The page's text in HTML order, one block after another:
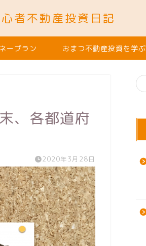
者不動産投資日記
ープラン おまつ不動産投資を学ぶ
、各都道府
2020年3月28日